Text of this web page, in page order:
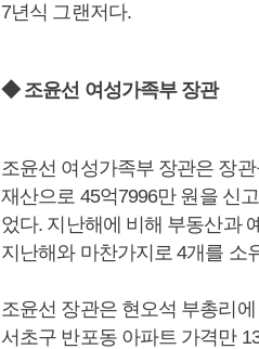
7년식 그랜저다.
◆ 조윤선 여성가족부 장관
조윤선 여성가족부 장관은 장
재산으로 45억7996만 원을 신
었다. 지난해에 비해 부동산과
지난해와 마찬가지로 4개를 소
조윤선 장관은 현오석 부총리
서초구 반포동 아파트 가격만